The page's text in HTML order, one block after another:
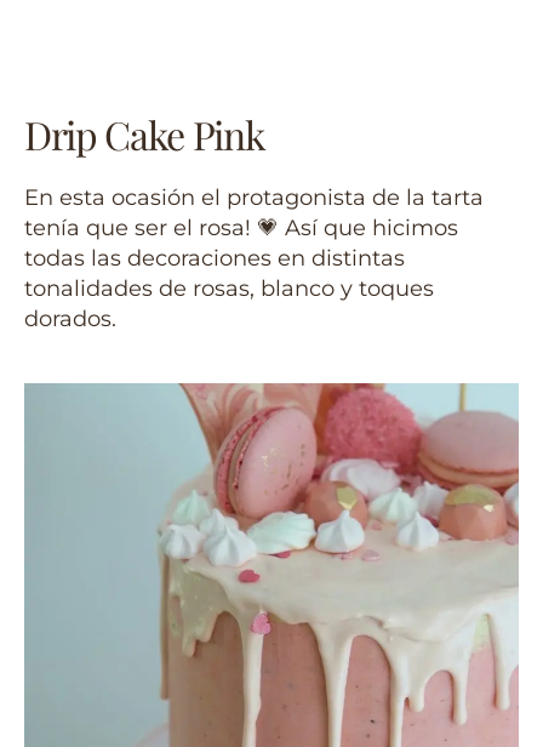
Drip Cake Pink
En esta ocasión el protagonista de la tarta
tenía que ser el rosa! 💗 Así que hicimos
todas las decoraciones en distintas
tonalidades de rosas, blanco y toques
dorados.